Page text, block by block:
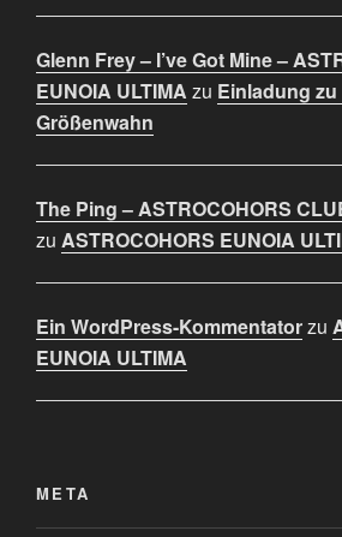
Glenn Frey – I’ve Got Mine –
EUNOIA ULTIMA zu Einladung
Größenwahn
The Ping – ASTROCOHORS
zu ASTROCOHORS EUNOIA
Ein WordPress-Kommentatorzu
EUNOIA ULTIMA
META